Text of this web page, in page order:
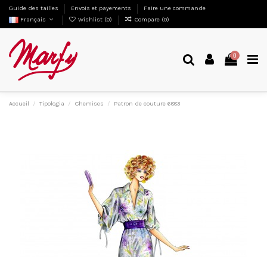
Guide des tailles Envois et payements
Faire une commande
Français
Wishlist (0) Compare (0)
0
Accueil Tipologia Chemises Patron de couture 6883